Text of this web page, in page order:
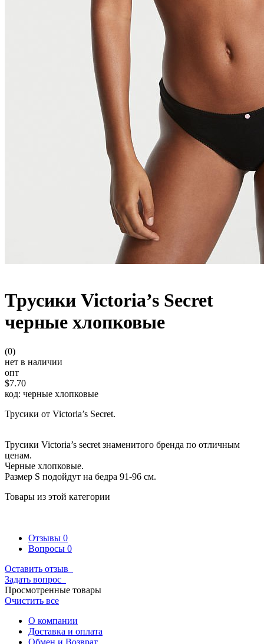
Трусики Victoria’s Secret
черные хлопковые
(0)
нет в наличии
опт
$7.70
код: черные хлопковые
Трусики от Victoria’s Secret.
Трусики Victoria’s secret знаменитого бренда по отличным
ценам.
Черные хлопковые.
Размер S подойдут на бедра 91-96 см.
Товары из этой категории
Отзывы 0
Вопросы 0
Оставить отзыв
Задать вопрос
Просмотренные товары
Очистить все
О компании
Доставка и оплата
Обмен и Возврат